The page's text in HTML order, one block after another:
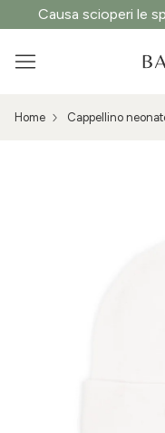
Causa scioperi le
Home Cappellino